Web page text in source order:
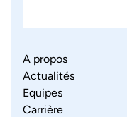
A propos
Actualités
Equipes
Carrière